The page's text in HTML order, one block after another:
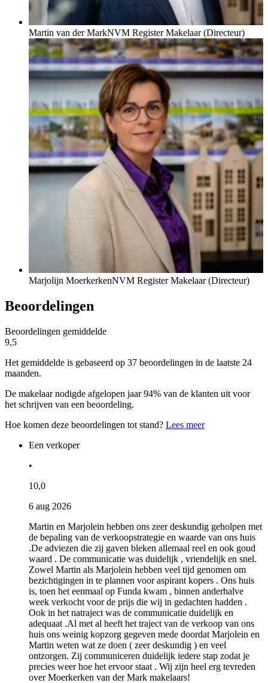
Martin van der MarkNVM Register Makelaar (Directeur)
Marjolijn MoerkerkenNVM Register Makelaar (Directeur)
Beoordelingen
Beoordelingen gemiddelde
9,5
Het gemiddelde is gebaseerd op 37 beoordelingen in de laatste 24
maanden.
De makelaar nodigde afgelopen jaar 94% van de klanten uit voor
het schrijven van een beoordeling.
Hoe komen deze beoordelingen tot stand? Lees meer
Een verkoper
•
10,0
6 aug 2026
Martin en Marjolein hebben ons zeer deskundig geholpen met
de bepaling van de verkoopstrategie en waarde van ons huis
.De adviezen die zij gaven bleken allemaal reel en ook goud
waard . De communicatie was duidelijk , vriendelijk en snel.
Zowel Martin als Marjolein hebben veel tijd genomen om
bezichtigingen in te plannen voor aspirant kopers . Ons huis
is, toen het eenmaal op Funda kwam , binnen anderhalve
week verkocht voor de prijs die wij in gedachten hadden .
Ook in het natraject was de communicatie duidelijk en
adequaat .Al met al heeft het traject van de verkoop van ons
huis ons weinig kopzorg gegeven mede doordat Marjolein en
Martin weten wat ze doen ( zeer deskundig ) en veel
ontzorgen. Zij communiceren duidelijk iedere stap zodat je
precies weer hoe het ervoor staat . Wij zijn heel erg tevreden
over Moerkerken van der Mark makelaars!